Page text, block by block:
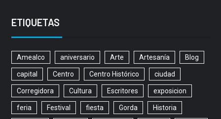
ETIQUETAS
Amealco aniversario Arte Artesanía Blog
capital Centro Centro Histórico ciudad
Corregidora Cultura Escritores exposicion
feria Festival fiesta Gorda Historia